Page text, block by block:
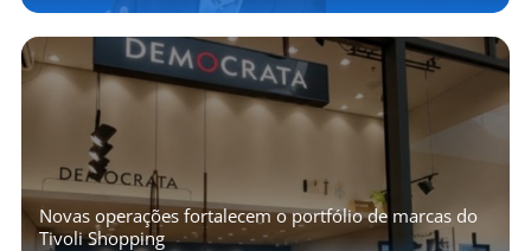
Novas operações fortalecem o portfólio de marcas do
Tivoli Shopping